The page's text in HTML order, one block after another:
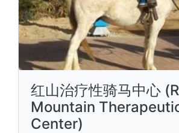
红山治疗性骑马中心
Mountain
Center)